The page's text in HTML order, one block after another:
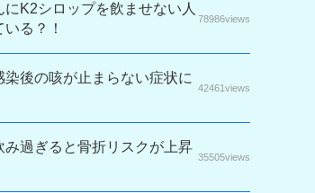
にK2シロップを飲ませない人
る？！
78986views
染後の咳が止まらない症状に
42461views
み過ぎると骨折リスクが上昇
35505views